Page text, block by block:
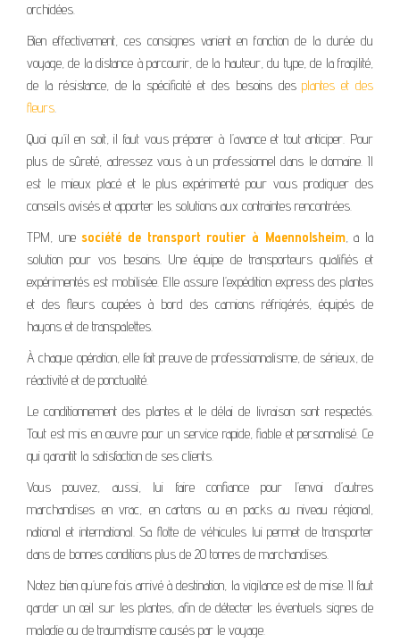
orchidées.
Bien effectivement, ces consignes varient en fonction de la durée du
voyage, de la distance à parcourir, de la hauteur, du type, de la fragilité,
de la résistance, de la spécificité et des besoins desplantes et des
fleurs.
Quoi qu’il en soit, il faut vous préparer à l’avance et tout anticiper. Pour
plus de sûreté, adressez vous à un professionnel dans le domaine. Il
est le mieux placé et le plus expérimenté pour vous prodiguer des
conseils avisés et apporter les solutions aux contraintes rencontrées.
TPM, unesociété de transport routier à Maennolsheim, a la
solution pour vos besoins. Une équipe de transporteurs qualifiés et
expérimentés est mobilisée. Elle assure l’expédition express des plantes
et des fleurs coupées à bord des camions réfrigérés, équipés de
hayons et de transpalettes.
À chaque opération, elle fait preuve de professionnalisme, de sérieux, de
réactivité et de ponctualité.
Le conditionnement des plantes et le délai de livraison sont respectés.
Tout est mis en œuvre pour un service rapide, fiable et personnalisé. Ce
qui garantit la satisfaction de ses clients.
Vous pouvez, aussi, lui faire confiance pour l’envoi d’autres
marchandises en vrac, en cartons ou en packs au niveau régional,
national et international. Sa flotte de véhicules lui permet de transporter
dans de bonnes conditions plus de 20 tonnes de marchandises.
Notez bien qu’une fois arrivé à destination, la vigilance est de mise. Il faut
garder un œil sur les plantes, afin de détecter les éventuels signes de
maladie ou de traumatisme causés par le voyage.